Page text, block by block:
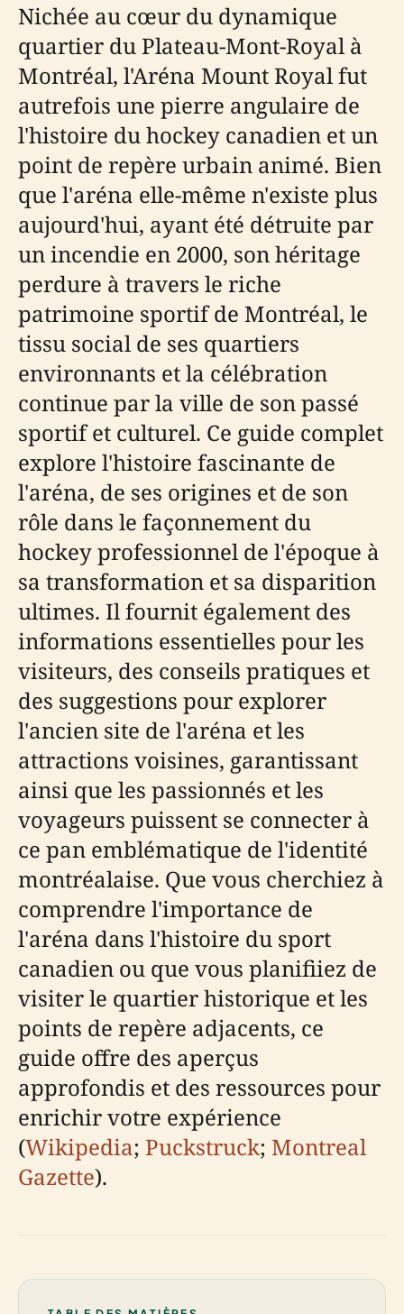
Nichée au cœur du dynamique
quartier du Plateau-Mont-Royal à
Montréal, l'Aréna Mount Royal fut
autrefois une pierre angulaire de
l'histoire du hockey canadien et un
point de repère urbain animé. Bien
que l'aréna elle-même n'existe plus
aujourd'hui, ayant été détruite par
un incendie en 2000, son héritage
perdure à travers le riche
patrimoine sportif de Montréal, le
tissu social de ses quartiers
environnants et la célébration
continue par la ville de son passé
sportif et culturel. Ce guide complet
explore l'histoire fascinante de
l'aréna, de ses origines et de son
rôle dans le façonnement du
hockey professionnel de l'époque à
sa transformation et sa disparition
ultimes. Il fournit également des
informations essentielles pour les
visiteurs, des conseils pratiques et
des suggestions pour explorer
l'ancien site de l'aréna et les
attractions voisines, garantissant
ainsi que les passionnés et les
voyageurs puissent se connecter à
ce pan emblématique de l'identité
montréalaise. Que vous cherchiez à
comprendre l'importance de
l'aréna dans l'histoire du sport
canadien ou que vous planifiiez de
visiter le quartier historique et les
points de repère adjacents, ce
guide offre des aperçus
approfondis et des ressources pour
enrichir votre expérience
(Wikipedia; Puckstruck; Montreal
Gazette).